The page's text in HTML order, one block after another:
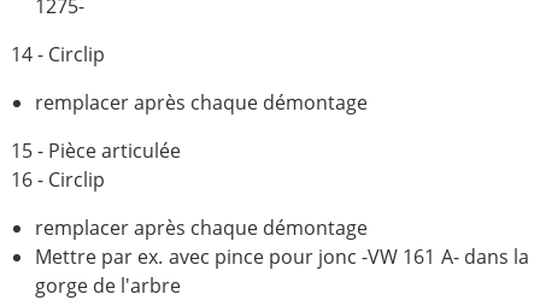
1275-
14 - Circlip
remplacer après chaque démontage
15 - Pièce articulée
16 - Circlip
remplacer après chaque démontage
Mettre par ex. avec pince pour jonc -VW 161 A- dans la
gorge de l'arbre